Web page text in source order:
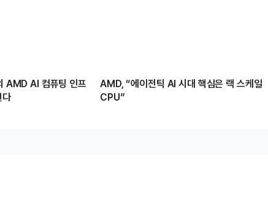
AI 컴퓨팅 인프
다
AMD, “에이전틱 AI 시대 핵심은 랙 스케일
CPU”